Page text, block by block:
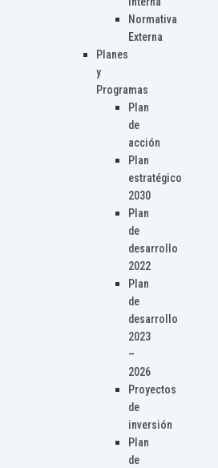
Normativa
Externa
Planes
y
Programas
Plan
de
acción
Plan
estratégico
2030
Plan
de
desarrollo
2022
Plan
de
desarrollo
2023
–
2026
Proyectos
de
inversión
Plan
de